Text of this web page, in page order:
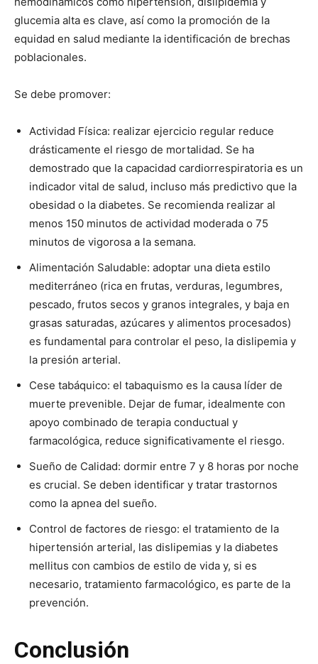
glucemia alta es clave, así como la promoción de la
equidad en salud mediante la identificación de brechas
poblacionales.
Se debe promover:
Actividad Física: realizar ejercicio regular reduce
drásticamente el riesgo de mortalidad. Se ha
demostrado que la capacidad cardiorrespiratoria es un
indicador vital de salud, incluso más predictivo que la
obesidad o la diabetes. Se recomienda realizar al
menos 150 minutos de actividad moderada o 75
minutos de vigorosa a la semana.
Alimentación Saludable: adoptar una dieta estilo
mediterráneo (rica en frutas, verduras, legumbres,
pescado, frutos secos y granos integrales, y baja en
grasas saturadas, azúcares y alimentos procesados)
es fundamental para controlar el peso, la dislipemia y
la presión arterial.
Cese tabáquico: el tabaquismo es la causa líder de
muerte prevenible. Dejar de fumar, idealmente con
apoyo combinado de terapia conductual y
farmacológica, reduce significativamente el riesgo.
Sueño de Calidad: dormir entre 7 y 8 horas por noche
es crucial. Se deben identificar y tratar trastornos
como la apnea del sueño.
Control de factores de riesgo: el tratamiento de la
hipertensión arterial, las dislipemias y la diabetes
mellitus con cambios de estilo de vida y, si es
necesario, tratamiento farmacológico, es parte de la
prevención.
Conclusión